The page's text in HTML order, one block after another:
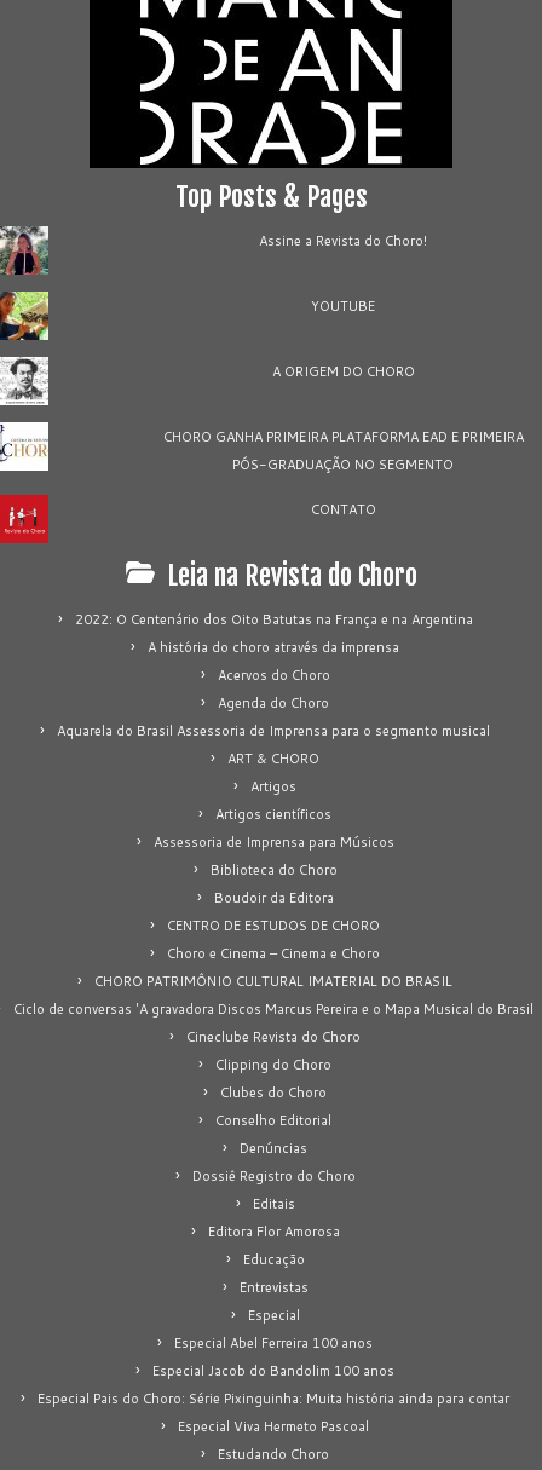
Top Posts & Pages
Assine a Revista do Choro!
YOUTUBE
A ORIGEM DO CHORO
CHORO GANHA PRIMEIRA PLATAFORMA EAD E PRIMEIRA
PÓS-GRADUAÇÃO NO SEGMENTO
CONTATO
Leia na Revista do Choro
2022: O Centenário dos Oito Batutas na França e na Argentina
A história do choro através da imprensa
Acervos do Choro
Agenda do Choro
Aquarela do Brasil Assessoria de Imprensa para o segmento musical
ART & CHORO
Artigos
Artigos científicos
Assessoria de Imprensa para Músicos
Biblioteca do Choro
Boudoir da Editora
CENTRO DE ESTUDOS DE CHORO
Choro e Cinema – Cinema e Choro
CHORO PATRIMÔNIO CULTURAL IMATERIAL DO BRASIL
Ciclo de conversas 'A gravadora Discos Marcus Pereira e o Mapa Musical do Brasil
Cineclube Revista do Choro
Clipping do Choro
Clubes do Choro
Conselho Editorial
Denúncias
Dossiê Registro do Choro
Editais
Editora Flor Amorosa
Educação
Entrevistas
Especial
Especial Abel Ferreira 100 anos
Especial Jacob do Bandolim 100 anos
Especial Pais do Choro: Série Pixinguinha: Muita história ainda para contar
Especial Viva Hermeto Pascoal
Estudando Choro